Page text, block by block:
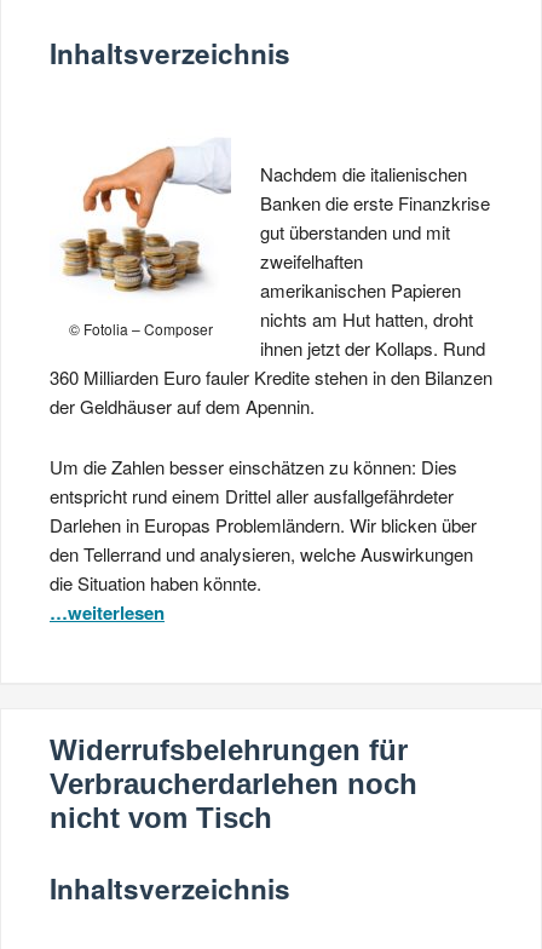
Inhaltsverzeichnis
© Fotolia – Composer
Nachdem die italienischen
Banken die erste Finanzkrise
gut überstanden und mit
zweifelhaften
amerikanischen Papieren
nichts am Hut hatten, droht
ihnen jetzt der Kollaps. Rund
360 Milliarden Euro fauler Kredite stehen in den Bilanzen
der Geldhäuser auf dem Apennin.
Um die Zahlen besser einschätzen zu können: Dies
entspricht rund einem Drittel aller ausfallgefährdeter
Darlehen in Europas Problemländern. Wir blicken über
den Tellerrand und analysieren, welche Auswirkungen
die Situation haben könnte.
…weiterlesen
Widerrufsbelehrungen für
Verbraucherdarlehen noch
nicht vom Tisch
Inhaltsverzeichnis